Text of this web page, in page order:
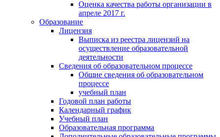
Оценка качества работы организации в
апреле 2017 г.
Образование
Лицензия
Выписка из реестра лицензий на
осуществление образовательной
деятельности
Сведения об образовательном процессе
Общие сведения об образовательном
процессе
учебный план
Годовой план работы
Календарный график
Учебный план
Образовательная программа